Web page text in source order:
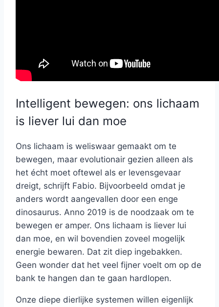
Intelligent bewegen: ons lichaam
is liever lui dan moe
Ons lichaam is weliswaar gemaakt om te
bewegen, maar evolutionair gezien alleen als
het écht moet oftewel als er levensgevaar
dreigt, schrijft Fabio. Bijvoorbeeld omdat je
anders wordt aangevallen door een enge
dinosaurus. Anno 2019 is de noodzaak om te
bewegen er amper. Ons lichaam is liever lui
dan moe, en wil bovendien zoveel mogelijk
energie bewaren. Dat zit diep ingebakken.
Geen wonder dat het veel fijner voelt om op de
bank te hangen dan te gaan hardlopen.
Onze diepe dierlijke systemen willen eigenlijk